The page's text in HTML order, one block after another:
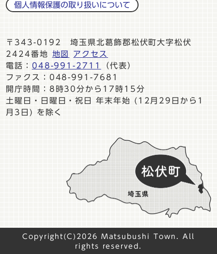
個人情報保護の取り扱いについて
〒343-0192 埼玉県北葛飾郡松伏町大字松伏
2424番地
地図
アクセス
電話： 048-991-2711
（代表）
ファクス：048-991-7681
開庁時間：8時30分から17時15分
土曜日・日曜日・祝日 年末年始 (12月29日から1
月3日) を除く
Copyright(C)2026 Matsubushi Town. All
rights reserved.